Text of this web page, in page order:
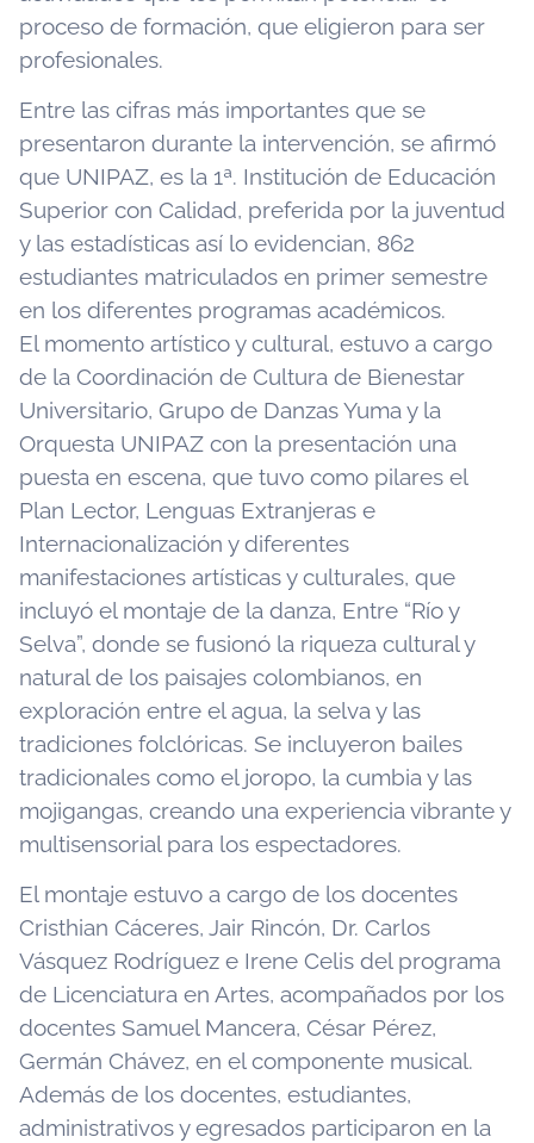
proceso de formación, que eligieron para ser
profesionales.
Entre las cifras más importantes que se
presentaron durante la intervención, se afirmó
que UNIPAZ, es la 1ª. Institución de Educación
Superior con Calidad, preferida por la juventud
y las estadísticas así lo evidencian, 862
estudiantes matriculados en primer semestre
en los diferentes programas académicos.
El momento artístico y cultural, estuvo a cargo
de la Coordinación de Cultura de Bienestar
Universitario, Grupo de Danzas Yuma y la
Orquesta UNIPAZ con la presentación una
puesta en escena, que tuvo como pilares el
Plan Lector, Lenguas Extranjeras e
Internacionalización y diferentes
manifestaciones artísticas y culturales, que
incluyó el montaje de la danza, Entre “Río y
Selva”, donde se fusionó la riqueza cultural y
natural de los paisajes colombianos, en
exploración entre el agua, la selva y las
tradiciones folclóricas. Se incluyeron bailes
tradicionales como el joropo, la cumbia y las
mojigangas, creando una experiencia vibrante y
multisensorial para los espectadores.
El montaje estuvo a cargo de los docentes
Cristhian Cáceres, Jair Rincón, Dr. Carlos
Vásquez Rodríguez e Irene Celis del programa
de Licenciatura en Artes, acompañados por los
docentes Samuel Mancera, César Pérez,
Germán Chávez, en el componente musical.
Además de los docentes, estudiantes,
administrativos y egresados participaron en la